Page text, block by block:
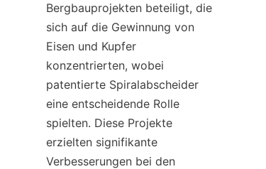
Bergbauprojekten beteiligt, die
sich auf die Gewinnung von
Eisen und Kupfer
konzentrierten, wobei
patentierte Spiralabscheider
eine entscheidende Rolle
spielten. Diese Projekte
erzielten signifikante
Verbesserungen bei den